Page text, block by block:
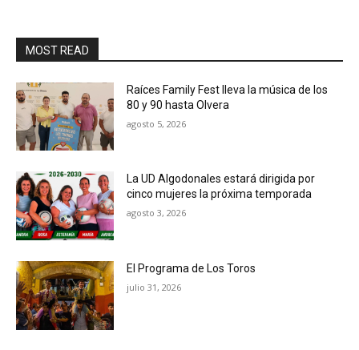
MOST READ
Raíces Family Fest lleva la música de los
80 y 90 hasta Olvera
agosto 5, 2026
La UD Algodonales estará dirigida por
cinco mujeres la próxima temporada
agosto 3, 2026
El Programa de Los Toros
julio 31, 2026